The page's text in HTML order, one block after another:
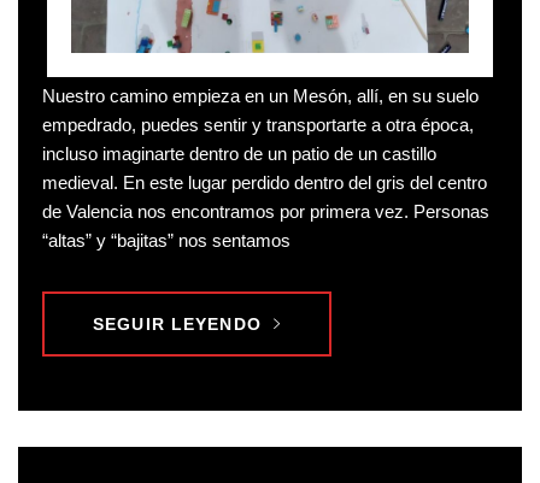
Nuestro camino empieza en un Mesón, allí, en su suelo
empedrado, puedes sentir y transportarte a otra época,
incluso imaginarte dentro de un patio de un castillo
medieval. En este lugar perdido dentro del gris del centro
de Valencia nos encontramos por primera vez. Personas
“altas” y “bajitas” nos sentamos
SEGUIR LEYENDO